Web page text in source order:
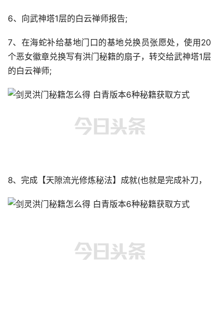
6、向武神塔1层的白云禅师报告;
7、在海蛇补给基地门口的基地兑换员张愿处，使用20
个恶女徽章兑换写有洪门秘籍的扇子，转交给武神塔1层
的白云禅师;
8、完成【天隙流光修炼秘法】成就(也就是完成补刀，